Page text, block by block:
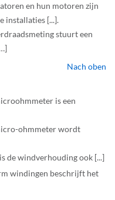
en hun motoren zijn
installaties [...].
stuurt een
Nach oben
is een
ohmmeter wordt
de windverhouding ook [...]
windingen beschrijft het